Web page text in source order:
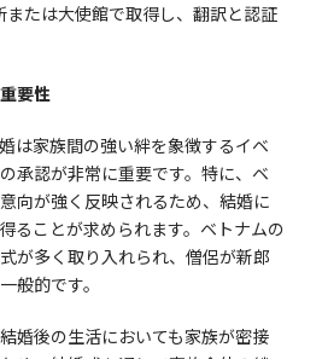
または大使館で取得し、翻訳と認証
要性
は家族間の強い絆を象徴するイベ
承認が非常に重要です。特に、ベ
向が強く反映されるため、結婚に
ることが求められます。ベトナムの
が多く取り入れられ、僧侶が新郎
般的です。
婚後の生活においても家族が密接